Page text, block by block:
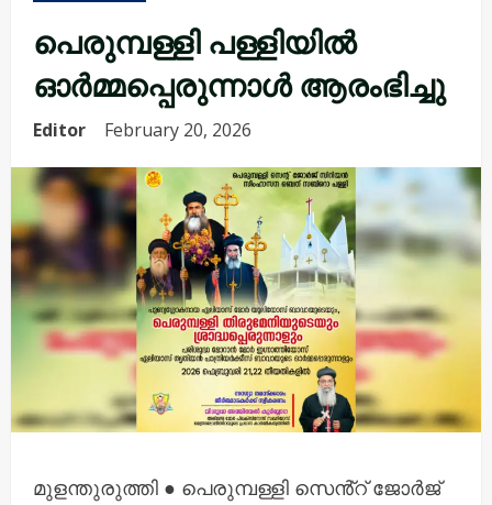
പെരുമ്പള്ളി പള്ളിയിൽ
ഓർമ്മപ്പെരുന്നാൾ ആരംഭിച്ചു
Editor February 20, 2026
മുളന്തുരുത്തി ● പെരുമ്പള്ളി സെൻ്റ് ജോർജ്